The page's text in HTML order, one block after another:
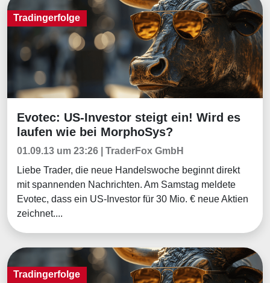
Tradingerfolge
Tradingerfolge
Evotec: US-Investor steigt ein! Wird es
laufen wie bei MorphoSys?
01.09.13 um 23:26 | TraderFox GmbH
Liebe Trader, die neue Handelswoche beginnt direkt
mit spannenden Nachrichten. Am Samstag meldete
Evotec, dass ein US-Investor für 30 Mio. € neue Aktien
zeichnet....
Tradingerfolge